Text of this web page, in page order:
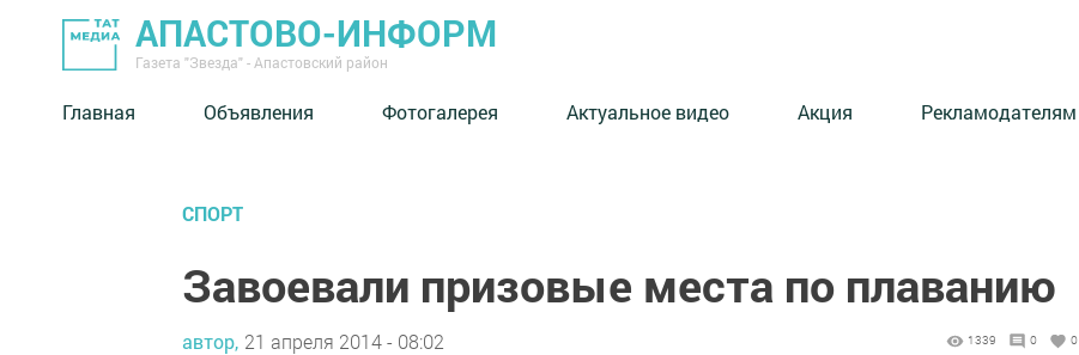
АПАСТОВО-ИНФОРМ
Газета "Звезда" - Апастовский район
Главная Объявления Фотогалерея Актуальное видео Акция Рекламодателям
СПОРТ
Завоевали призовые места по плаванию
автор, 21 апреля 2014 - 08:02 1339 0 0